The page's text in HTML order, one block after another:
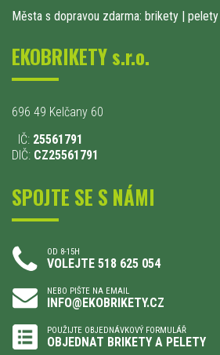
Města s dopravou zdarma: brikety | pelety
EKOBRIKETY s.r.o.
696 49 Kelčany 60
IČ: 25561791
DIČ: CZ25561791
SPOJTE SE S NÁMI
OD 8-15H
VOLEJTE 518 625 054
NEBO PIŠTE NA EMAIL
INFO@EKOBRIKETY.CZ
POUŽIJTE OBJEDNÁVKOVÝ FORMULÁŘ
OBJEDNAT BRIKETY A PELETY